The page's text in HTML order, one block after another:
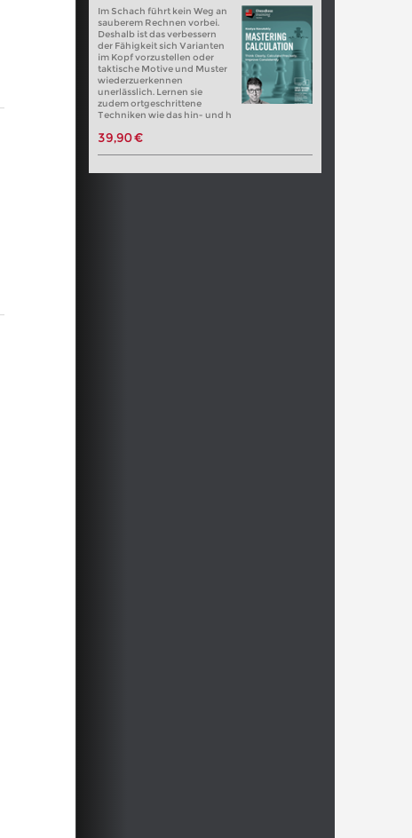
Im Schach führt kein Weg an
sauberem Rechnen vorbei.
Deshalb ist das verbessern
der Fähigkeit sich Varianten
im Kopf vorzustellen oder
taktische Motive und Muster
wiederzuerkennen
unerlässlich. Lernen sie
zudem ortgeschrittene
Techniken wie das hin- und h
39,90 €